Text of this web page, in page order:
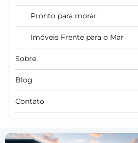
Pronto para morar
Imóveis Frente para o Mar
Sobre
Blog
Contato